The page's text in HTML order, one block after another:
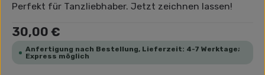
Perfekt für Tanzliebhaber. Jetzt zeichnen lassen!
Regulärer Preis:
30,00 €
Anfertigung nach Bestellung, Lieferzeit: 4-7 Werktage;
Express möglich